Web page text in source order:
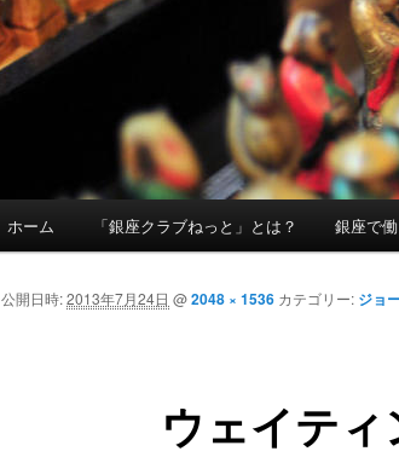
メインコンテンツへ移動
ホーム 「銀座クラブねっと」とは？ 銀座で
ウェイテ
公開日時:2013年7月24日 @2048 × 1536 カテゴリー: ジョ